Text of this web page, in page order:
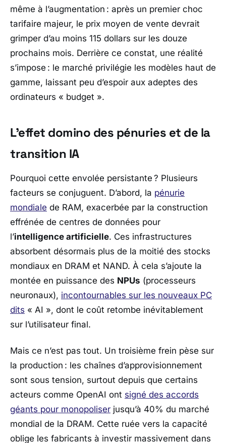
même à l’augmentation : après un premier choc
tarifaire majeur, le prix moyen de vente devrait
grimper d’au moins 115 dollars sur les douze
prochains mois. Derrière ce constat, une réalité
s’impose : le marché privilégie les modèles haut de
gamme, laissant peu d’espoir aux adeptes des
ordinateurs « budget ».
L’effet domino des pénuries et de la
transition IA
Pourquoi cette envolée persistante ? Plusieurs
facteurs se conjuguent. D’abord, la pénurie
mondiale de RAM, exacerbée par la construction
effrénée de centres de données pour
l’intelligence artificielle. Ces infrastructures
absorbent désormais plus de la moitié des stocks
mondiaux en DRAM et NAND. À cela s’ajoute la
montée en puissance des NPUs (processeurs
neuronaux), incontournables sur les nouveaux PC
dits « AI », dont le coût retombe inévitablement
sur l’utilisateur final.
Mais ce n’est pas tout. Un troisième frein pèse sur
la production : les chaînes d’approvisionnement
sont sous tension, surtout depuis que certains
acteurs comme OpenAI ont signé des accords
géants pour monopoliser jusqu’à 40% du marché
mondial de la DRAM. Cette ruée vers la capacité
oblige les fabricants à investir massivement dans